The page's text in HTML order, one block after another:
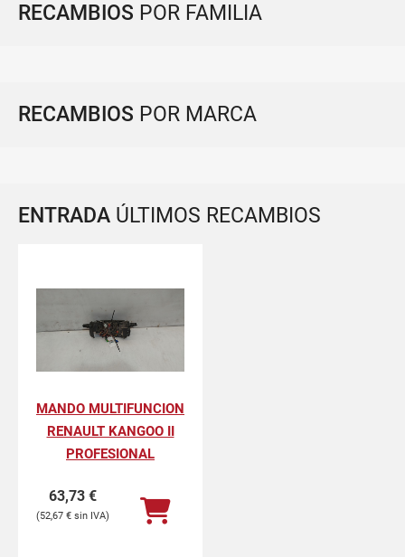
RECAMBIOS POR FAMILIA
RECAMBIOS POR MARCA
ENTRADA ÚLTIMOS RECAMBIOS
MANDO MULTIFUNCION
RENAULT KANGOO II
PROFESIONAL
63,73 €
52,67 €